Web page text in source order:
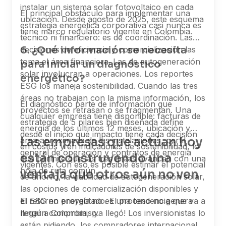
instalar un sistema solar fotovoltaico en cada
ubicación. Desde agosto de 2025, este esquema
tiene marco regulatorio vigente en Colombia.
El principal obstáculo para implementar una
estrategia energética corporativa casi nunca es
técnico ni financiero: es de coordinación. Las
decisiones de eficiencia y comercialización las
toma el área financiera. Las de autogeneración
solar involucran a operaciones. Los reportes
ESG los maneja sostenibilidad. Cuando las tres
áreas no trabajan con la misma información, los
proyectos se retrasan o se fragmentan. Una
estrategia de 5 pilares bien diseñada define
desde el inicio qué impacto tiene cada decisión
en costos y en indicadores de sostenibilidad, lo
que permite que las tres áreas avancen con una
hoja de ruta común.
6. ¿Qué información se necesita
para iniciar un diagnóstico
energético?
El diagnóstico parte de información que
cualquier empresa tiene disponible: facturas de
energía de los últimos 12 meses, ubicación y
área aproximada de las instalaciones, perfil
general de operación y contratos de energía
vigentes. Con eso es posible estimar el potencial
de ahorro, la viabilidad de autogeneración solar,
las opciones de comercialización disponibles y
el retorno proyectado. El proceso no genera
ningún compromiso.
Las empresas que actúan hoy
están construyendo una
ventaja que otros aún no ven
El ESG en energía no es una tendencia que va a
llegar a Colombia, ¡ya llegó! Los inversionistas lo